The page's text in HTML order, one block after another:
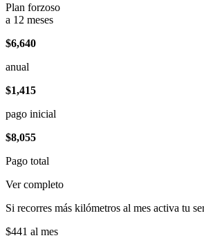
Plan forzoso
a 12 meses
$6,640
anual
$1,415
pago inicial
$8,055
Pago total
Ver completo
Si recorres más kilómetros al mes activa tu
$441 al mes